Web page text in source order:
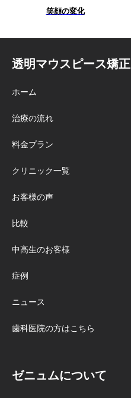
笑顔の変化
透明マウスピース矯正
ホーム
治療の流れ
料金プラン
クリニック一覧
お客様の声
比較
中高生のお客様
症例
ニュース
歯科医院の方はこちら
ゼニュムについて